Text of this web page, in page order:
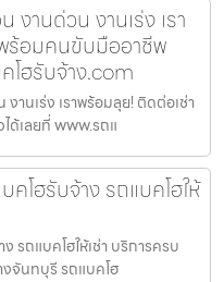
านด่วน งานเร่ง เรา
ร้อมคนขับมืออาชีพ
โฮรับจ้าง.com
นเร่ง เราพร้อมลุย! ติดต่อเช่า
ด้เลยที่ www.รถแ
โฮรับจ้าง รถแบคโฮให้
รถแบคโฮให้เช่า บริการครบ
งจันทบุรี รถแบคโฮ